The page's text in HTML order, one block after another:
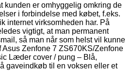
kunden er omhyggelig omkring de
i forbindelse med købet, f.eks.
internet virksomheden har. På
vigtigt, at man permanent
så man når som helst vil kunne
Zenfone 7 ZS670KS/Zenfone
Læder cover / pung – Blå,
gaveindkøb til en voksen eller et